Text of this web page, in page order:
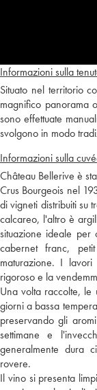
Informazioni sulla
Situato nel territorio
magnifico panorama
sono effettuate
svolgono in modo
Informazioni sulla
Château Bellerive è
Crus Bourgeois nel
di vigneti distribuiti su
calcareo, l'altro è
situazione ideale per
cabernet franc,
maturazione. I
rigoroso e la
Una volta raccolte, le
giorni a bassa
preservando gli
settimane e
generalmente dura
rovere.
Il vino si presenta